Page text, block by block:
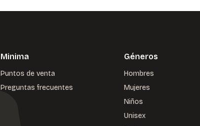
Minima
Puntos de venta
Preguntas frecuentes
Géneros
Hombres
Mujeres
Niños
Unisex